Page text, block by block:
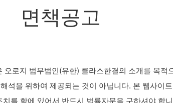
면책공고
오로지 법무법인(유한) 클라스한결의 소개를 목적
석을 위하여 제공되는 것이 아닙니다. 본 웹사이
치를 함에 있어서 반드시 법률자문을 구하셔야 합